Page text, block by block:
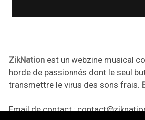
ZikNationest un webzine musical
horde de passionnés dont le seul
transmettre le virus des sons frais.
Email de contact :